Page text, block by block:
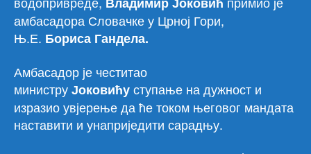
амбасадора Словачке у Црној Гори,
Њ.Е. Бориса Гандела.
Амбасадор је честитао
министруЈоковићуступање на дужност и
изразио увјерење да ће током његовог мандата
наставити и унаприједити сарадњу.